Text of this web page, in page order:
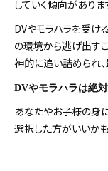
していく傾向がありま
DVやモラハラを受け
の環境から逃げ出す
神的に追い詰められ
DVやモラハラは絶
あなたやお子様の身
選択した方がいいかも